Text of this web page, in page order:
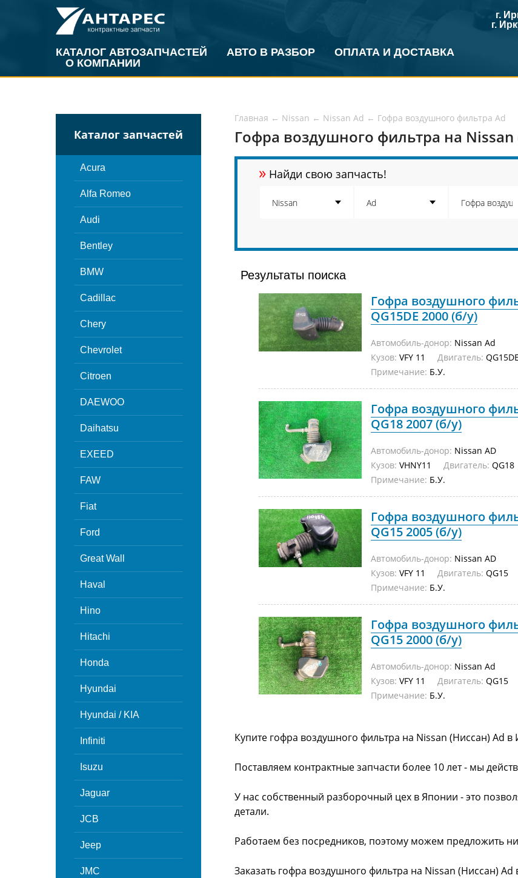
КАТАЛОГ АВТОЗАПЧАСТЕЙ АВТО В РАЗБОР
ОПЛАТА И ДОСТАВКА
О КОМПАНИИ
г.
г.
Каталог запчастей
Acura
Alfa Romeo
Audi
Bentley
BMW
Cadillac
Chery
Chevrolet
Citroen
DAEWOO
Daihatsu
EXEED
FAW
Fiat
Ford
Great Wall
Haval
Hino
Hitachi
Honda
Hyundai
Hyundai / KIA
Infiniti
Isuzu
Jaguar
JCB
Jeep
JMC
Главная ← Nissan ← Nissan Ad ← Гофра воздушного фильтра Ad
Гофра воздушного фильтра на Nissan
» Найди свою запчасть!
Результаты поиска
Гофра воздушного
QG15DE 2000 (б/у)
Автомобиль-донор: Nissan Ad
Кузов: VFY 11 Двигатель: QG15DE
Примечание: Б.У.
Гофра воздушного
QG18 2007 (б/у)
Автомобиль-донор: Nissan AD
Кузов: VHNY11 Двигатель: QG18
Примечание: Б.У.
Гофра воздушного
QG15 2005 (б/у)
Автомобиль-донор: Nissan AD
Кузов: VFY 11 Двигатель: QG15
Примечание: Б.У.
Гофра воздушного
QG15 2000 (б/у)
Автомобиль-донор: Nissan Ad
Кузов: VFY 11 Двигатель: QG15
Примечание: Б.У.
Купите гофра воздушного фильтра на Nissan (Ниссан) Ad
Поставляем контрактные запчасти более 10 лет - мы
У нас собственный разборочный цех в Японии - это
детали.
Работаем без посредников, поэтому можем предложить
Заказать гофра воздушного фильтра на Nissan (Ниссан)